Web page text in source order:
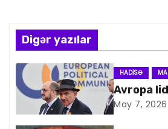
z
ı
n
a
Digər yazılar
HADISƏ
Avropa
May 7, 2026